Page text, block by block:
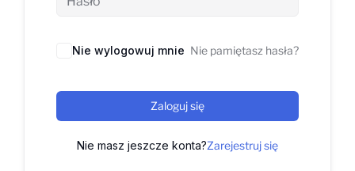
Nie wylogowuj mnie Nie pamiętasz hasła?
Zaloguj się
Nie masz jeszcze konta?Zarejestruj się